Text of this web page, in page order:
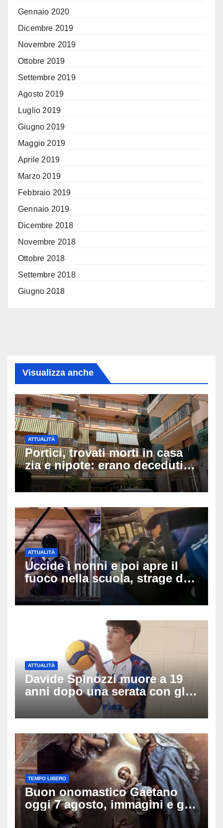
Gennaio 2020
Dicembre 2019
Novembre 2019
Ottobre 2019
Settembre 2019
Agosto 2019
Luglio 2019
Giugno 2019
Maggio 2019
Aprile 2019
Marzo 2019
Febbraio 2019
Gennaio 2019
Dicembre 2018
Novembre 2018
Ottobre 2018
Settembre 2018
Giugno 2018
Visualizza anche
ATTUALITÀ
Portici, trovati morti in casa
zia e nipote: erano deceduti
da giorni, il caldo tra le
ipotesi al vaglio
ATTUALITÀ
Uccide i nonni e poi apre il
fuoco nella scuola, strage di
insegnanti: il possibile
movente dietro il massacro in
ATTUALITÀ
Davide Spinozzi muore a 19
anni dopo una serata con gli
amici: il mistero dello
schianto senza frenata
TEMPO LIBERO
Buon onomastico Gaetano
oggi 7 agosto, immagini e gif
di auguri da condividere sui